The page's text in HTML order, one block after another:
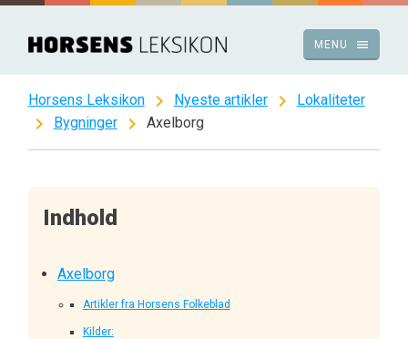
Spring
indhold
menu
MENU
Horsens Leksikon chevron_right Nyeste artikler chevron_right Lokaliteter
chevron_right Bygninger chevron_right Axelborg
Indhold
Axelborg
Artikler fra Horsens Folkeblad
Kilder: